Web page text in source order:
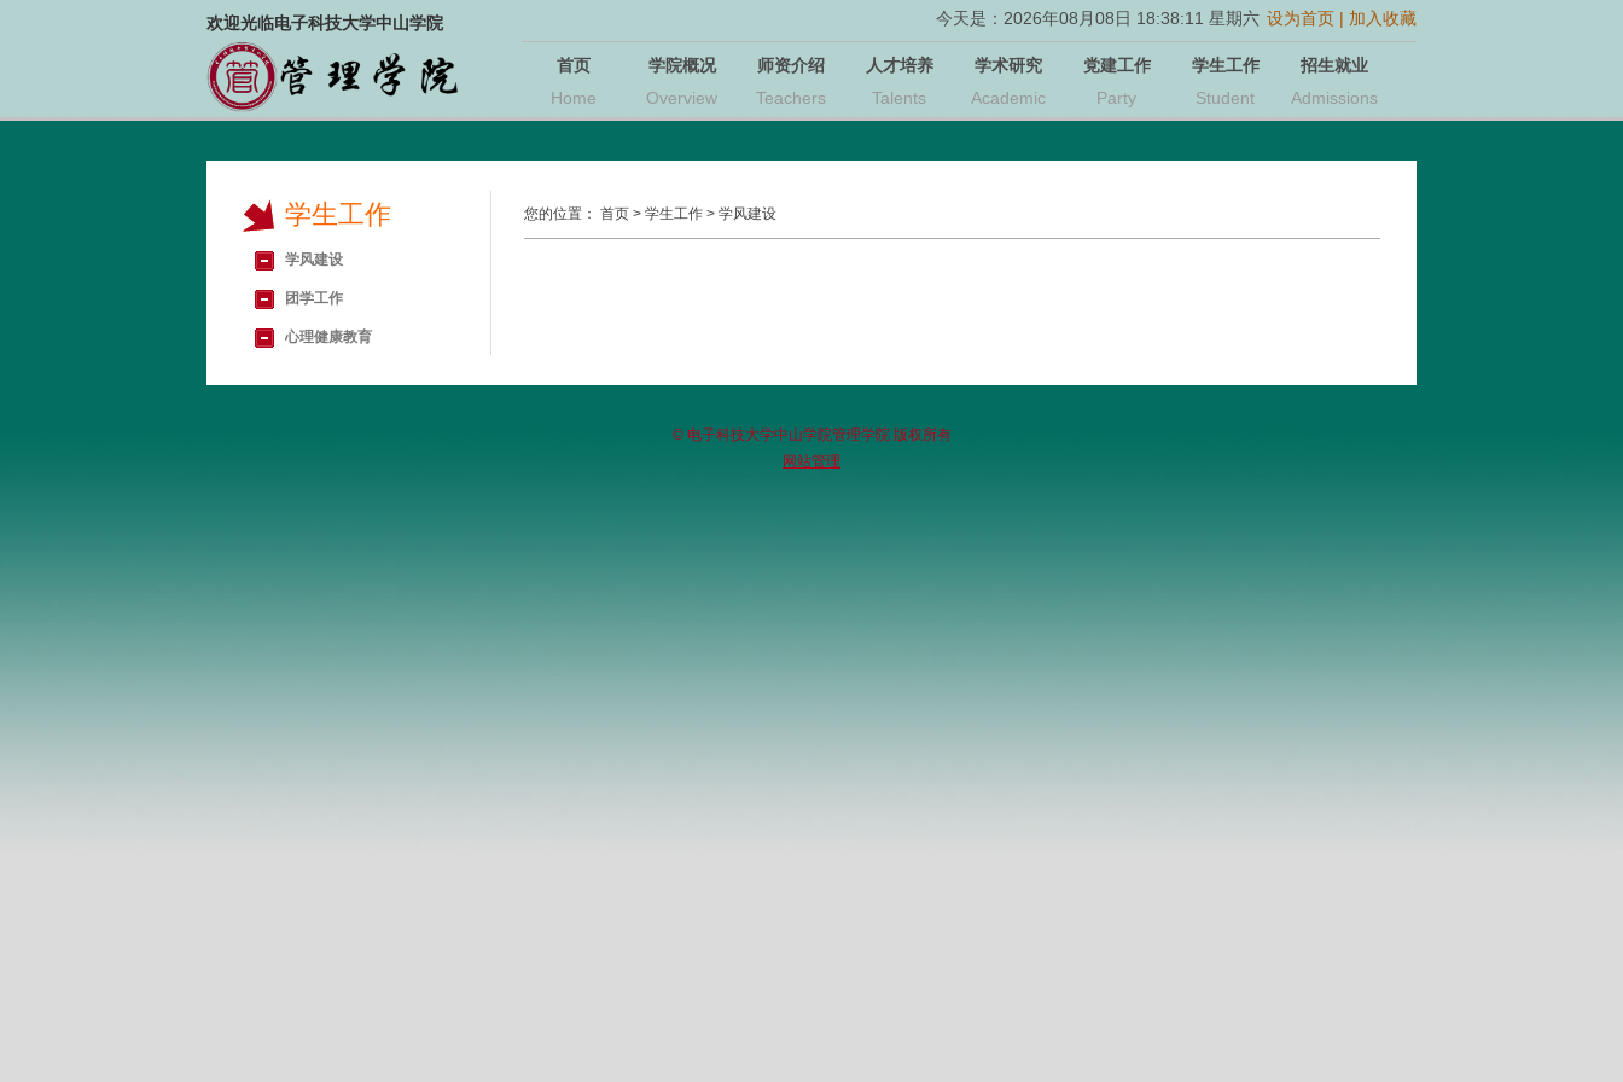
欢迎光临电子科技大学中山学院 今天是：2026年08月08日 18:38:12 星期六 设为首页 | 加入收藏
首页
Home
学院概况
Overview
师资介绍
Teachers
人才培养
Talents
学术研究
Academic
党建工作
Party
学生工作
Student
招生就业
Admissions
学生工作
学风建设
团学工作
心理健康教育
您的位置： 首页 > 学生工作 > 学风建设
© 电子科技大学中山学院管理学院 版权所有
网站管理